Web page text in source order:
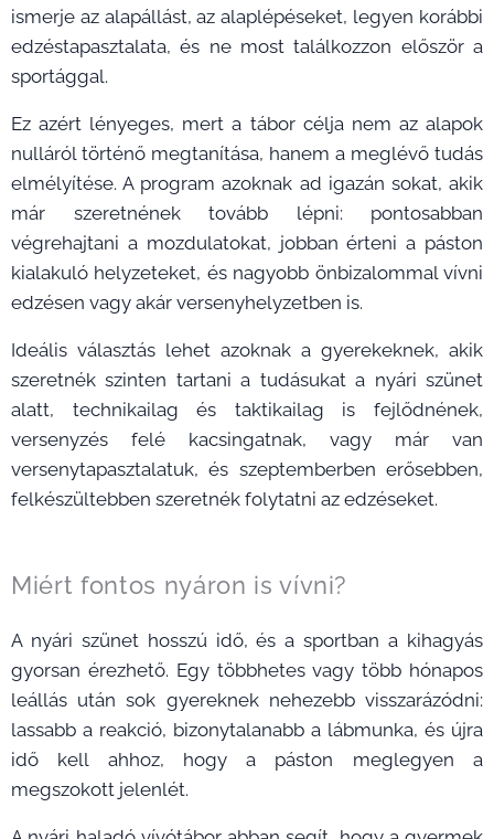
ismerje az alapállást, az alaplépéseket, legyen korábbi
edzéstapasztalata, és ne most találkozzon először a
sportággal.
Ez azért lényeges, mert a tábor célja nem az alapok
nulláról történő megtanítása, hanem a meglévő tudás
elmélyítése. A program azoknak ad igazán sokat, akik
már szeretnének tovább lépni: pontosabban
végrehajtani a mozdulatokat, jobban érteni a páston
kialakuló helyzeteket, és nagyobb önbizalommal vívni
edzésen vagy akár versenyhelyzetben is.
Ideális választás lehet azoknak a gyerekeknek, akik
szeretnék szinten tartani a tudásukat a nyári szünet
alatt, technikailag és taktikailag is fejlődnének,
versenyzés felé kacsingatnak, vagy már van
versenytapasztalatuk, és szeptemberben erősebben,
felkészültebben szeretnék folytatni az edzéseket.
Miért fontos nyáron is vívni?
A nyári szünet hosszú idő, és a sportban a kihagyás
gyorsan érezhető. Egy többhetes vagy több hónapos
leállás után sok gyereknek nehezebb visszarázódni:
lassabb a reakció, bizonytalanabb a lábmunka, és újra
idő kell ahhoz, hogy a páston meglegyen a
megszokott jelenlét.